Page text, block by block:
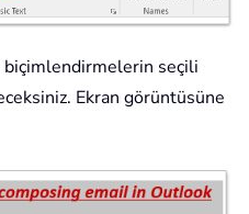
seçili
Ekran görüntüsüne